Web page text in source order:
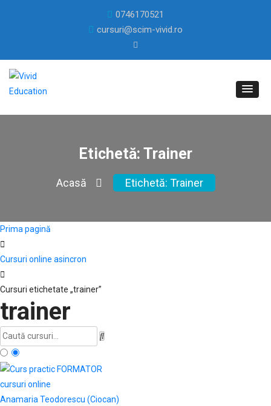
0746170521
cursuri@scim-vivid.ro
Etichetă: Trainer
Acasă Etichetă: Trainer
Prima pagină
Cursuri online asincron
Cursuri etichetate „trainer”
trainer
cursuri online
Anamaria Teodorescu (Ciocan)